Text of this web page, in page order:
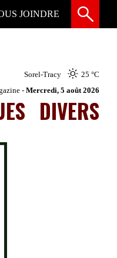
JOINDRE
Sorel-Tracy 25 °C
-Mercredi, 5 août 2026
DIVERS